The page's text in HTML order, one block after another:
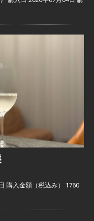
購入金額（税込み） 1760